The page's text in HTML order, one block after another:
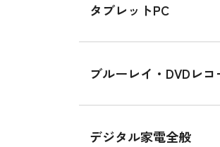
タブレットPC
ブルーレイ・DVDレコ
デジタル家電全般